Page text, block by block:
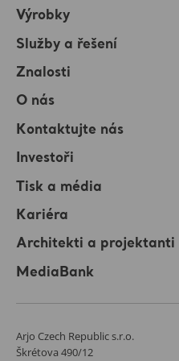
Výrobky
Služby a řešení
Znalosti
O nás
Kontaktujte nás
Investoři
Tisk a média
Kariéra
Architekti a projektanti
MediaBank
Arjo Czech Republic s.r.o.
Škrétova 490/12